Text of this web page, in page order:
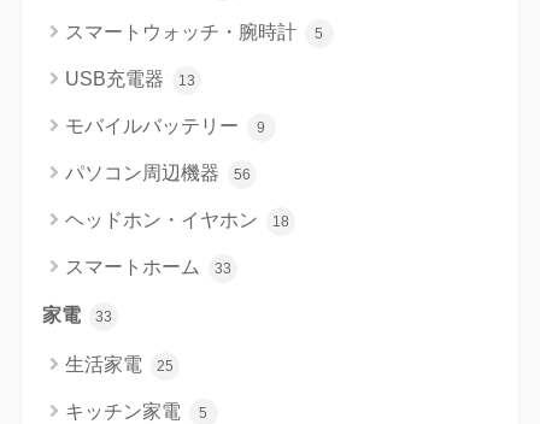
スマートウォッチ・腕時計 5
USB充電器 13
モバイルバッテリー 9
パソコン周辺機器 56
ヘッドホン・イヤホン 18
スマートホーム 33
家電 33
生活家電 25
キッチン家電 5